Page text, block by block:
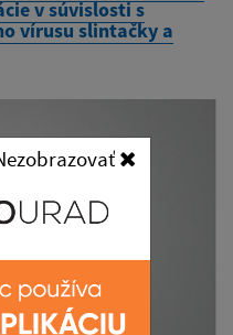
v súvislosti s
vírusu slintačky a